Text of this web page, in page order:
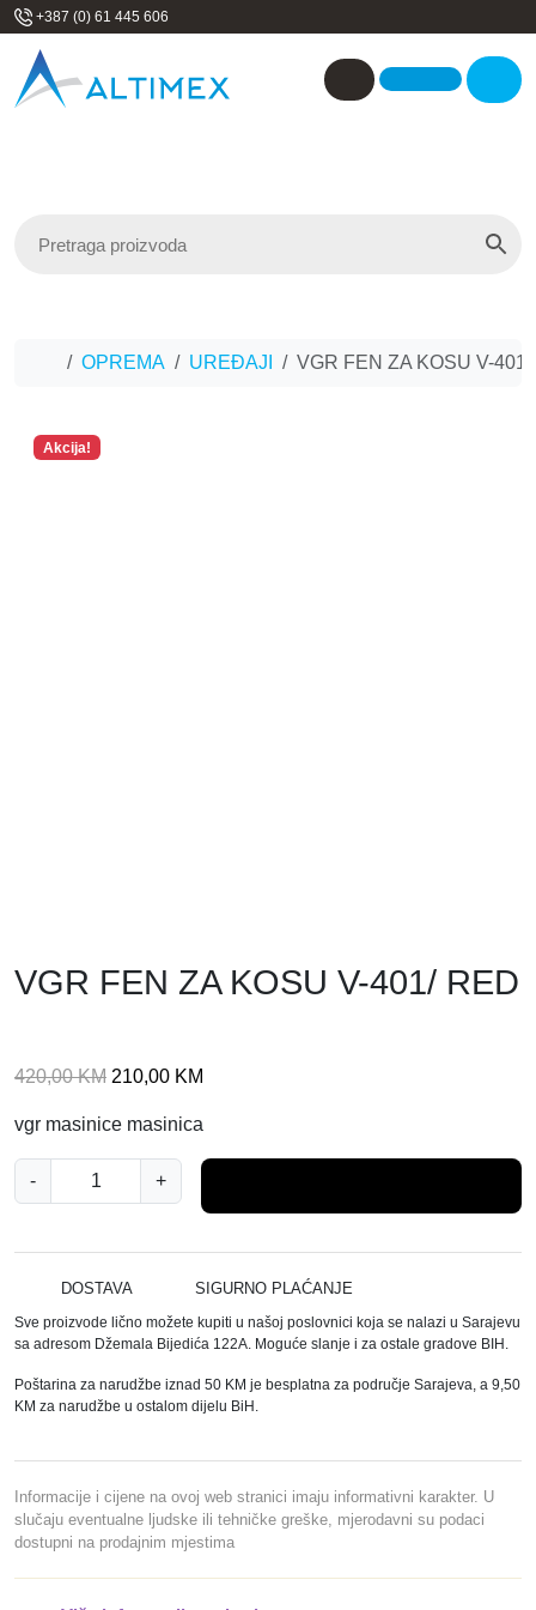
Skip to content
+387 (0) 61 445 606
Account
Home
OPREMA UREĐAJI VGR FEN ZA KOSU V-
Akcija!
VGR FEN ZA KOSU V-401/ RED
420,00KM I
v
o
a
c
j
n
l
a
210,00 KM
e
n
t
n
a
e
e
:
vgr masinice masinica
-
G
F
N
Z
K
S
U
V
-
4
+
DOSTAVA SIGURNO PLAĆANJE
Sve proizvode lično možete kupiti u našoj poslovnici koja se nalazi u Sarajevu
sa adresom Džemala Bijedića 122A. Moguće slanje i za ostale gradove BIH.
Poštarina za narudžbe iznad 50 KM je besplatna za područje Sarajeva, a 9,50
KM za narudžbe u ostalom dijelu BiH.
Informacije i cijene na ovoj web stranici imaju informativni karakter. U
slučaju eventualne ljudske ili tehničke greške, mjerodavni su podaci
dostupni na prodajnim mjestima